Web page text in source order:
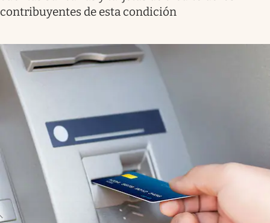
contribuyentes de esta condición